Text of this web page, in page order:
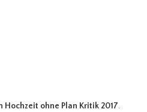
Hochzeit ohne Plan Kritik 2017.